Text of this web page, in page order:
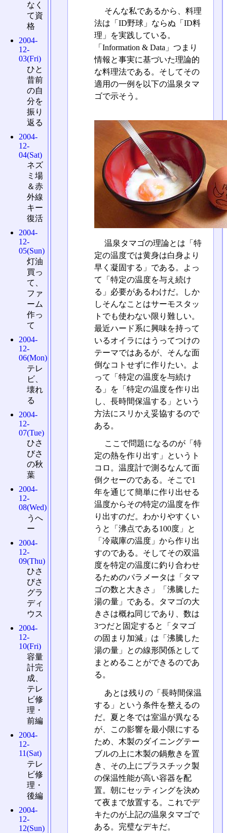
そんな私であるから、料理
法は「ID野球」ならぬ「ID料
理」を実践している。
「Information & Data」つまり
情報と事実に基づいた理論的
な料理法である。そしてその
適用の一例を以下の温泉タマ
ゴで示そう。
温泉タマゴの理論とは「特
定の温度では黄身は白身より
早く凝固する」である。よっ
て「特定の温度を与え続け
る」必要があるわけだ。しか
しそんなことはサーモスタッ
トでも使わない限り難しい。
最近ハード系に興味を持って
いるオイラにはうってつけの
テーマではあるが、そんな面
倒なコトせずに作りたい。よ
って「特定の温度を与続け
る」を「特定の温度を作り出
し、長時間保温する」という
方法にスリかえ妥協するので
ある。
ここで問題になるのが「特
定の熱を作り出す」というト
コロ。温度計で測るなんて面
倒クセーのである。そこで1
年を通じて簡単に作り出せる
温度からその特定の温度を作
り出すのだ。わかりやすくい
うと「沸点である100度」と
「冷蔵庫の温度」から作り出
すのである。そしてその双温
度を特定の温度に釣り合わせ
るためのパラメータは「タマ
ゴの数と大きさ」「沸騰した
湯の量」である。タマゴの大
きさは概ね同じであり、数は
3つだと固定すると「タマゴ
の固まり加減」は「沸騰した
湯の量」との線形関係として
まとめることができるのであ
る。
あとは残りの「長時間保温
する」という条件を整えるの
だ。夏と冬では室温が異なる
が、この影響を最小限にする
ため、木製のダイニングテー
ブルの上に木製の鍋敷きを置
き、その上にプラスチック製
の保温性能が高い容器を配
置。朝にセッティングを決め
て夜まで放置する。これでデ
キたのが上記の温泉タマゴで
ある。完璧なデキだ。
なく
て資
格
2004-
12-
03(Fri)
ひと
昔前
の自
分を
振り
返る
2004-
12-
04(Sat)
ネズ
ミ場
＆赤
外線
キー
復活
2004-
12-
05(Sun)
灯油
買っ
て、
ファ
ーム
作っ
て
2004-
12-
06(Mon)
テレ
ビ、
壊れ
る
2004-
12-
07(Tue)
ひさ
びさ
の秋
葉
2004-
12-
08(Wed)
うへ
ー
2004-
12-
09(Thu)
ひさ
びさ
グラ
ディ
ウス
2004-
12-
10(Fri)
容量
計完
成、
テレ
ビ修
理・
前編
2004-
12-
11(Sat)
テレ
ビ修
理・
後編
2004-
12-
12(Sun)